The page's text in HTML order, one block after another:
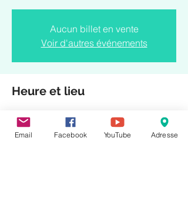
Aucun billet en vente
Voir d'autres événements
Heure et lieu
Paris, 12 Rue Lhomond, 75005 Paris,
France
Email Facebook YouTube Adresse